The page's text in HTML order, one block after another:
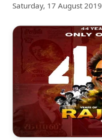
Saturday, 17 August 2019